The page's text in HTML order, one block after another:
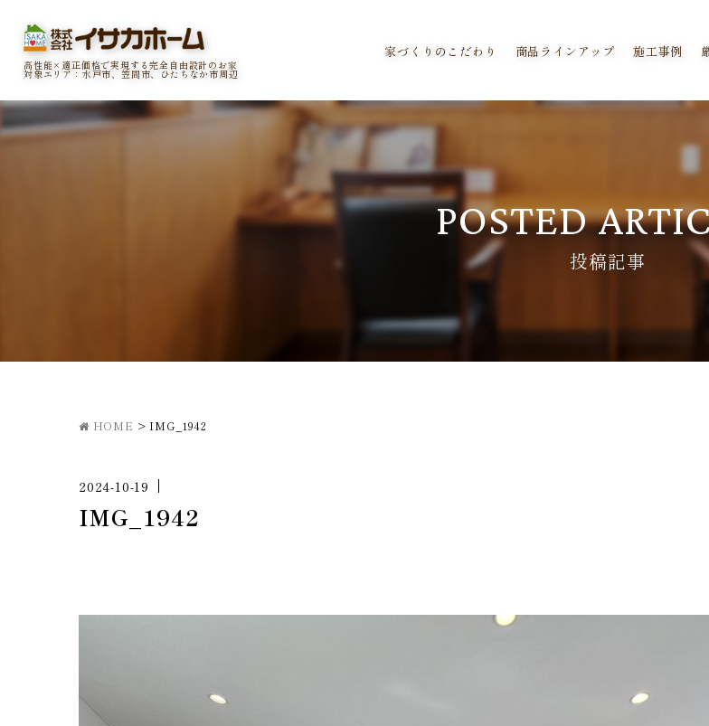
高性能×適正価格で実現する完全自由設計のお家
対象エリア：水戸市、笠間市、ひたちなか市周辺
家づくりのこだわり 商品ラインアップ 施工事例
POSTED
投稿記事
HOME > IMG_1942
2024-10-19
IMG_1942